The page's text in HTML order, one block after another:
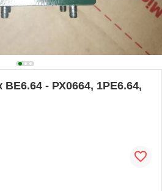
ВЕ6.64 - РХ0664, 1РЕ6.64,